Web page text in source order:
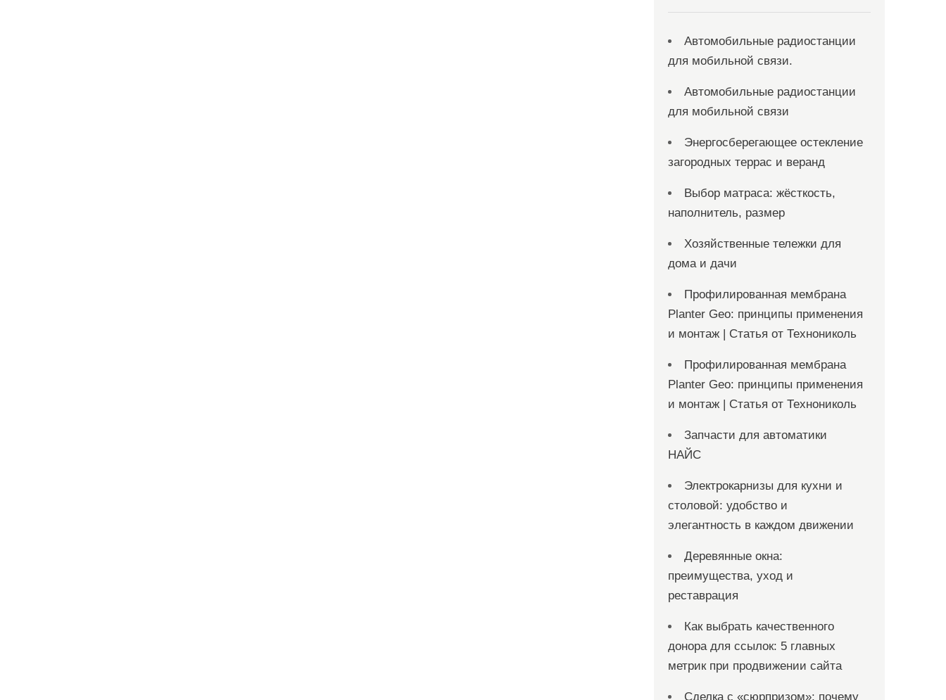
Автомобильные радиостанции
для мобильной связи.
Автомобильные радиостанции
для мобильной связи
Энергосберегающее остекление
загородных террас и веранд
Выбор матраса: жёсткость,
наполнитель, размер
Хозяйственные тележки для
дома и дачи
Профилированная мембрана
Planter Geo: принципы применения
и монтаж | Статья от Технониколь
Профилированная мембрана
Planter Geo: принципы применения
и монтаж | Статья от Технониколь
Запчасти для автоматики
НАЙС
Электрокарнизы для кухни и
столовой: удобство и
элегантность в каждом движении
Деревянные окна:
преимущества, уход и
реставрация
Как выбрать качественного
донора для ссылок: 5 главных
метрик при продвижении сайта
Сделка с «сюрпризом»: почему